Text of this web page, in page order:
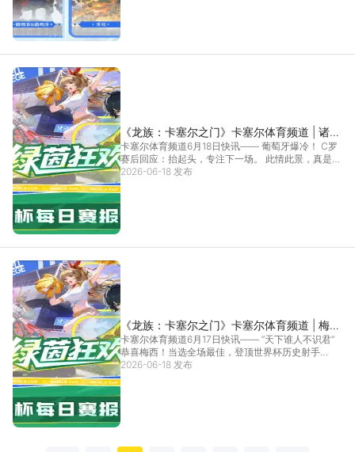
《龙族：卡塞尔之门》卡塞尔体育频道 | 诸神
黄昏？
卡塞尔体育频道6月18日快讯—— 葡萄牙爆冷！ C罗
赛后回应：抬起头，专注下一场。 此情此景，真是
让... [详情]
2026-06-18 发布
《龙族：卡塞尔之门》卡塞尔体育频道 | 梅西
——世界杯与进球之王！
卡塞尔体育频道6月17日快讯—— “天下谁人不识君”
恭喜梅西！当选全场最佳，登顶世界杯历史射手
王！... [详情]
2026-06-18 发布